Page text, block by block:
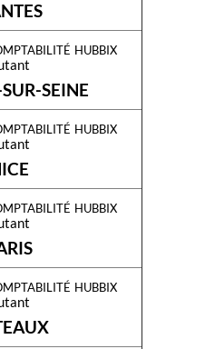
hubbix
SEINE
hubbix
hubbix
hubbix